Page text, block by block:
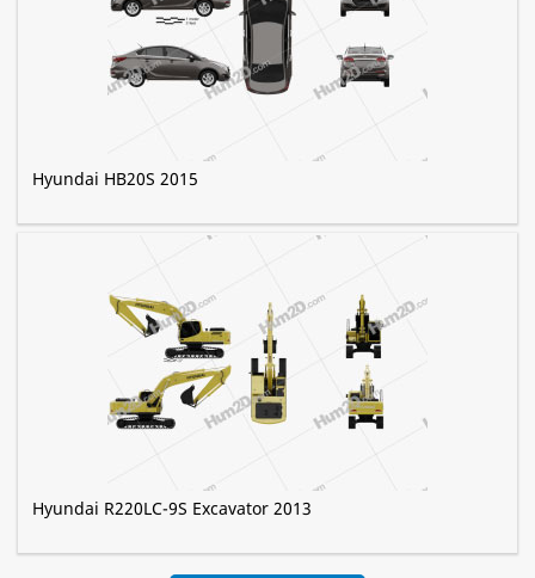
Hyundai HB20S 2015
Hyundai R220LC-9S Excavator 2013